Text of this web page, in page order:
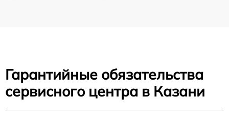
Гарантийные обязательства
сервисного центра в Казани